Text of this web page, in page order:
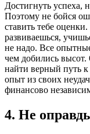
Достигнуть успеха,
Поэтому не бойся
ставить тебе
развиваешься,
не надо. Все
чем добились
найти верный путь
опыт из своих
финансово
4. Не